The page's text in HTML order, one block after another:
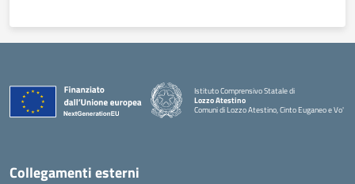
Istituto Comprensivo Statale di
Lozzo Atestino
Comuni di Lozzo Atestino, Cinto Euganeo e Vo'
— Visita la pagina iniziale della scuola
Collegamenti esterni